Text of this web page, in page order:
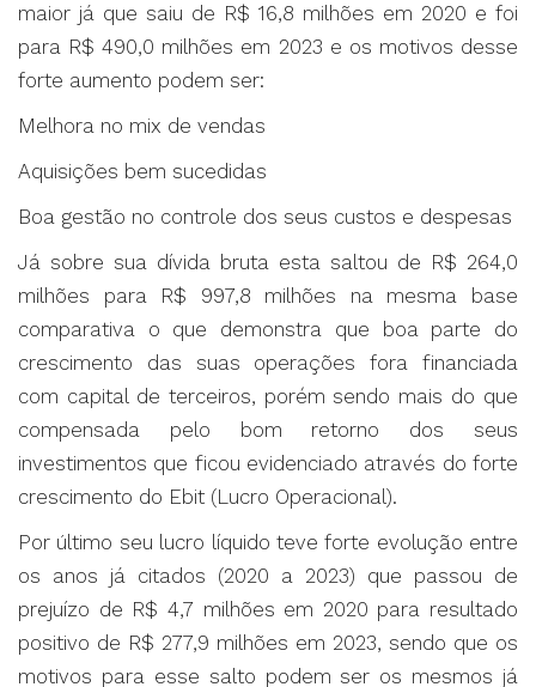
maior já que saiu de R$ 16,8 milhões em 2020 e foi
para R$ 490,0 milhões em 2023 e os motivos desse
forte aumento podem ser:
Melhora no mix de vendas
Aquisições bem sucedidas
Boa gestão no controle dos seus custos e despesas
Já sobre sua dívida bruta esta saltou de R$ 264,0
milhões para R$ 997,8 milhões na mesma base
comparativa o que demonstra que boa parte do
crescimento das suas operações fora financiada
com capital de terceiros, porém sendo mais do que
compensada pelo bom retorno dos seus
investimentos que ficou evidenciado através do forte
crescimento do Ebit (Lucro Operacional).
Por último seu lucro líquido teve forte evolução entre
os anos já citados (2020 a 2023) que passou de
prejuízo de R$ 4,7 milhões em 2020 para resultado
positivo de R$ 277,9 milhões em 2023, sendo que os
motivos para esse salto podem ser os mesmos já